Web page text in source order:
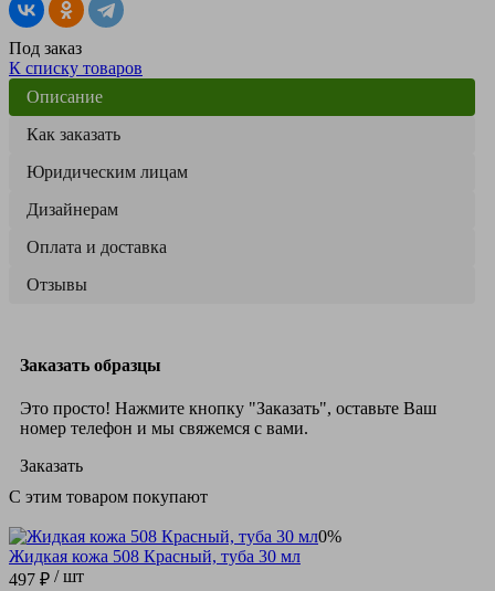
Под заказ
К списку товаров
Описание
Как заказать
Юридическим лицам
Дизайнерам
Оплата и доставка
Отзывы
Заказать образцы
Это просто! Нажмите кнопку "Заказать", оставьте Ваш
номер телефон и мы свяжемся с вами.
Заказать
С этим товаром покупают
0%
Жидкая кожа 508 Красный, туба 30 мл
497 ₽ / шт